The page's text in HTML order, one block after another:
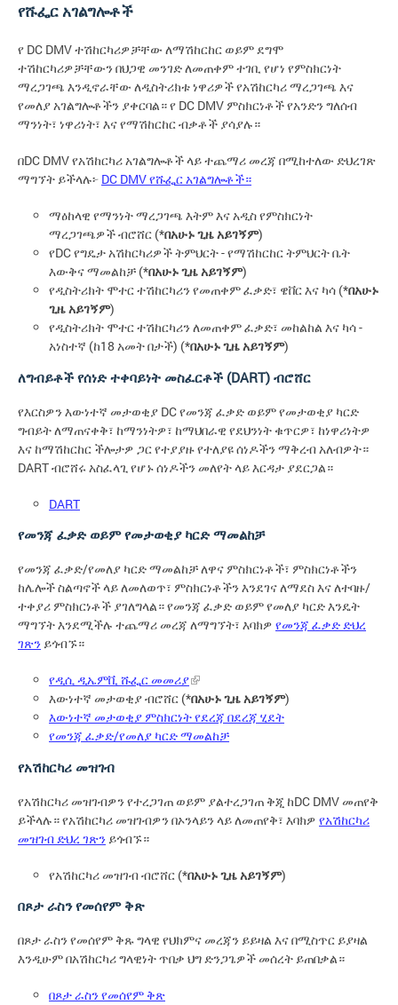
የሹፌር አገልግሎቶች
የ DC DMV ተሽከርካሪዎቻቸው ለማሽከርከር ወይም ደግሞ
ተሽከርካሪዎቻቸውን በህጋዊ መንገድ ለመጠቀም ተገቢ የሆነ የምስክርነት
ማረጋገጫ እንዲኖራቸው ለዲስትሪክቱ ነዋሪዎች የአሽከርካሪ ማረጋገጫ እና
የመለያ አገልግሎቶችን ያቀርባል። የ DC DMV ምስክርነቶች የአንድን ግለሰብ
ማንነት፣ ነዋሪነት፣ እና የማሽከርከር ብቃቶች ያሳያሉ።
በDC DMV የአሽከርካሪ አገልግሎቶች ላይ ተጨማሪ መረጃ በሚከተለው ድህረገጽ
ማግኘት ይችላሉ፦ DC DMV የሹፌር አገልግሎቶች።
ማዕከላዊ የማንነት ማረጋገጫ እትም እና አዲስ የምስክርነት
ማረጋገጫዎች ብሮሸር (*በአሁኑ ጊዜ አይገኝም)
የDC የግዴታ አሽከርካሪዎች ትምህርት - የማሽከርከር ትምህርት ቤት
እውቅና ማመልከቻ (*በአሁኑ ጊዜ አይገኝም)
የዲስትሪክት ሞተር ተሽከርካሪን የመጠቀም ፈቃድ፣ ዌቨር እና ካሳ (*በአሁኑ
ጊዜ አይገኝም)
የዲስትሪክት ሞተር ተሽከርካሪን ለመጠቀም ፈቃድ፣ መከልከል እና ካሳ -
አነስተኛ (ከ18 አመት በታች) (*በአሁኑ ጊዜ አይገኝም)
ለግብይቶች የሰነድ ተቀባይነት መስፈርቶች (DART) ብሮሸር
የእርስዎን እውነተኛ መታወቂያ DC የመንጃ ፈቃድ ወይም የመታወቂያ ካርድ
ግብይት ለማጠናቀቅ፣ ከማንነትዎ፣ ከማህበራዊ የደህንነት ቁጥርዎ፣ ከነዋሪነትዎ
እና ከማሽከርከር ችሎታዎ ጋር የተያያዙ የተለያዩ ሰነዶችን ማቅረብ አለብዎት።
DART ብሮሸሩ አስፈላጊ የሆኑ ሰነዶችን መለየት ላይ እርዳታ ያደርጋል።
DART
የመንጃ ፈቃድ ወይም የመታወቂያ ካርድ ማመልከቻ
የመንጃ ፈቃድ/የመለያ ካርድ ማመልከቻ ለዋና ምስክርነቶች፣ ምስክርነቶችን
ከሌሎች ስልጣኖች ላይ ለመለወጥ፣ ምስክርነቶችን እንደገና ለማደስ እና ለተባዙ/
ተቀያሪ ምስክርነቶች ያገለግላል። የመንጃ ፈቃድ ወይም የመለያ ካርድ እንዴት
ማግኘት እንደሚችሉ ተጨማሪ መረጃ ለማግኘት፣ እባክዎ የመንጃ ፈቃድ ድህረ
ገጽን ይጎብኙ።
የዲሲ ዲኤምቪ ሹፌር መመሪያ
እውነተኛ መታወቂያ ብሮሸር (*በአሁኑ ጊዜ አይገኝም)
እውነተኛ መታወቂያ ምስክርነት የደረጃ በደረጃ ሂደት
የመንጃ ፈቃድ/የመለያ ካርድ ማመልከቻ
የአሽከርካሪ መዝገብ
የአሽከርካሪ መዝገብዎን የተረጋገጠ ወይም ያልተረጋገጠ ቅጂ ከDC DMV መጠየቅ
ይችላሉ። የአሽከርካሪ መዝገብዎን በኦንላይን ላይ ለመጠየቅ፣ እባክዎ የአሽከርካሪ
መዝገብ ድህረ ገጽን ይጎብኙ።
የአሽከርካሪ መዝገብ ብሮሸር (*በአሁኑ ጊዜ አይገኝም)
በጾታ ራስን የመሰየም ቅጽ
በጾታ ራስን የመሰየም ቅጹ ግላዊ የህክምና መረጃን ይይዛል እና በሚስጥር ይያዛል
እንዲሁም በአሽከርካሪ ግላዊነት ጥበቃ ህግ ድንጋጌዎች መሰረት ይጠበቃል።
በጾታ ራስን የመሰየም ቅጽ